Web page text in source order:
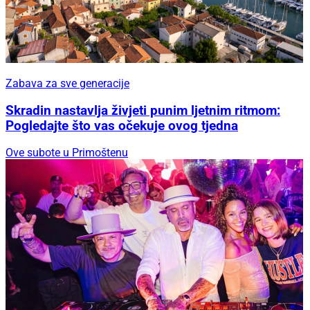
Zabava za sve generacije
Skradin nastavlja živjeti punim ljetnim ritmom:
Pogledajte što vas očekuje ovog tjedna
Ove subote u Primoštenu